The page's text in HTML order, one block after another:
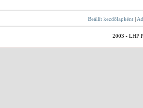
Beállít kezdőlapként |
2003 - LHP